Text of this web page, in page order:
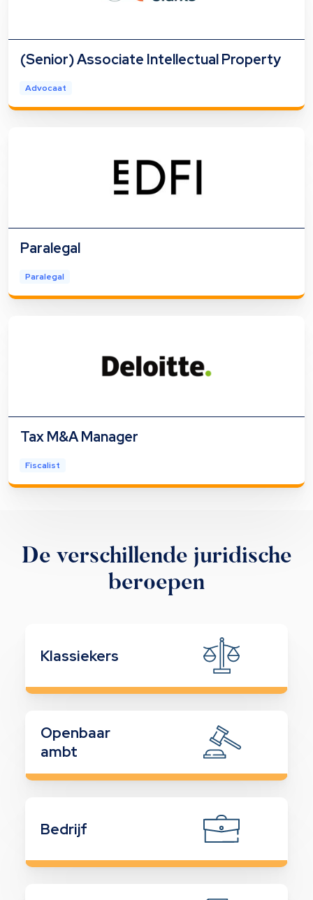
(Senior) Associate Intellectual Property
Advocaat
Paralegal
Paralegal
Tax M&A Manager
Fiscalist
De verschillende juridische
beroepen
Klassiekers
Openbaar
ambt
Bedrijf